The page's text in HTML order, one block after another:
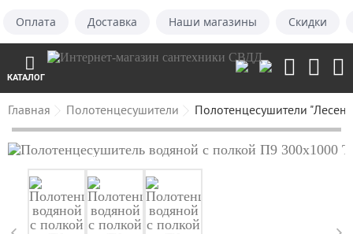
Оплата Доставка Наши магазины Скидки
КАТАЛОГ
Главная Полотенцесушители Полотенцесушители